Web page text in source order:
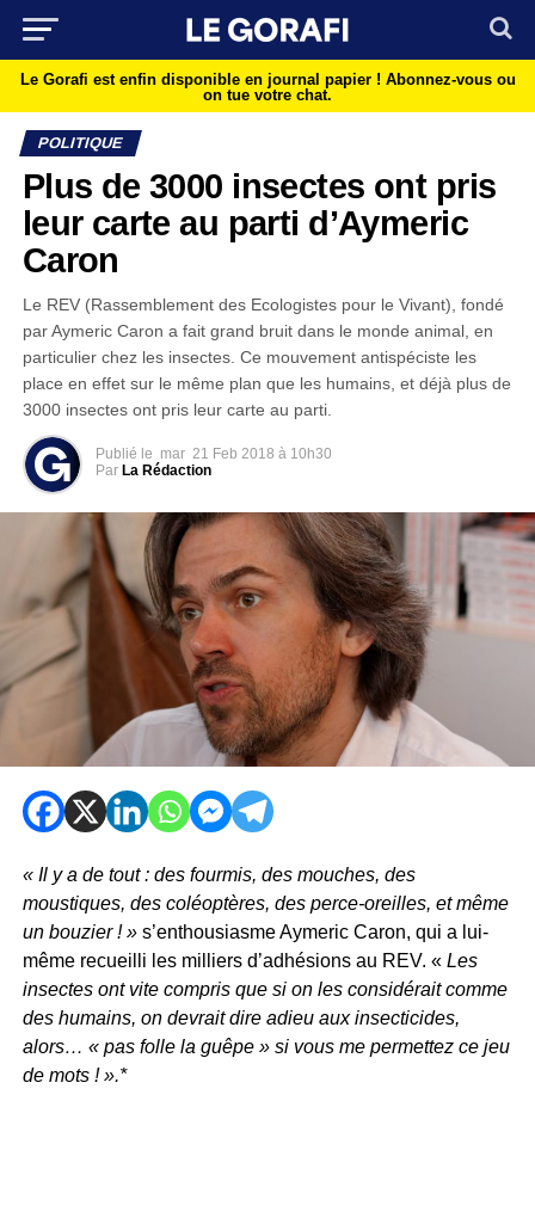
Le Gorafi est enfin disponible en journal papier ! Abonnez-vous ou
on tue votre chat.
POLITIQUE
Plus de 3000 insectes ont pris
leur carte au parti d’Aymeric
Caron
Le REV (Rassemblement des Ecologistes pour le Vivant), fondé
par Aymeric Caron a fait grand bruit dans le monde animal, en
particulier chez les insectes. Ce mouvement antispéciste les
place en effet sur le même plan que les humains, et déjà plus de
3000 insectes ont pris leur carte au parti.
Publié le mar 21 Feb 2018 à 10h30
Par La Rédaction
« Il y a de tout : des fourmis, des mouches, des
moustiques, des coléoptères, des perce-oreilles, et même
un bouzier ! »s’enthousiasme Aymeric Caron, qui a lui-
même recueilli les milliers d’adhésions au REV. «Les
insectes ont vite compris que si on les considérait comme
des humains, on devrait dire adieu aux insecticides,
alors… « pas folle la guêpe » si vous me permettez ce jeu
de mots ! ».*